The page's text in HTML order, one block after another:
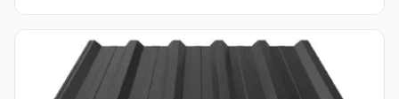
proiecte rezidențiale standard, 0,50 mm pentru zone
cu solicitări mari), de finisaj (lucios, mat, ZM cu strat
protector de zinc-magneziu) și de culoare.